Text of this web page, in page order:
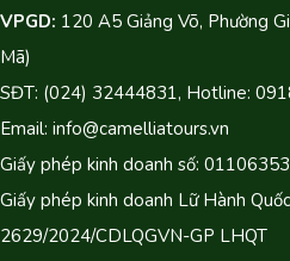
VPGD: 120 A5 Giảng Võ, Phường
Mã)
SĐT: (024) 32444831, Hotline:
Email: info@camelliatours.vn
Giấy phép kinh doanh số:
Giấy phép kinh doanh Lữ Hành
2629/2024/CDLQGVN-GP LHQT